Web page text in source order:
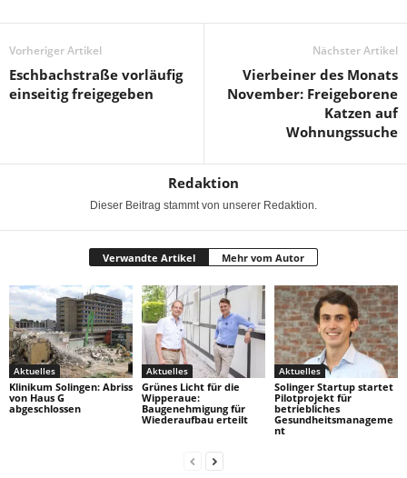
Vorheriger Artikel
Eschbachstraße vorläufig
einseitig freigegeben
Nächster Artikel
Vierbeiner des Monats
November: Freigeborene
Katzen auf
Wohnungssuche
Redaktion
Dieser Beitrag stammt von unserer Redaktion.
Verwandte Artikel Mehr vom Autor
Aktuelles
Klinikum Solingen: Abriss
von Haus G
abgeschlossen
Aktuelles
Grünes Licht für die
Wipperaue:
Baugenehmigung für
Wiederaufbau erteilt
Aktuelles
Solinger Startup startet
Pilotprojekt für
betriebliches
Gesundheitsmanageme
nt